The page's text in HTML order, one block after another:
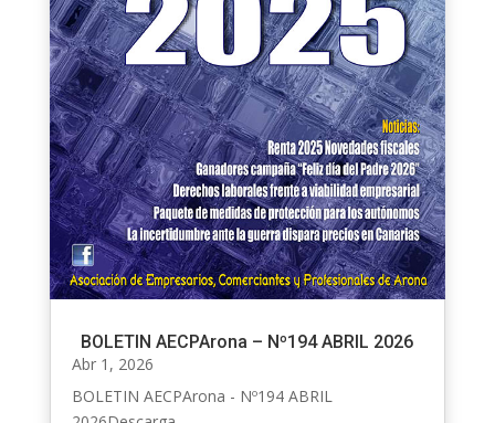
BOLETIN AECPArona – Nº194 ABRIL 2026
Abr 1, 2026
BOLETIN AECPArona - Nº194 ABRIL